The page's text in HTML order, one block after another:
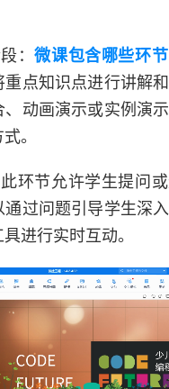
：微课包含哪些环
重点知识点进行讲解
、动画演示或实例演
。
环节允许学生提问
过问题引导学生深
进行实时互动。